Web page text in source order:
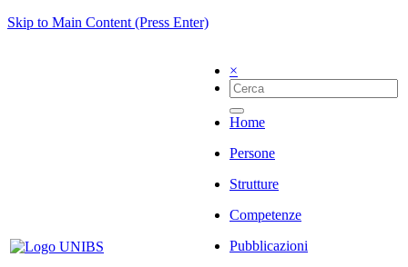
Skip to Main Content (Press Enter)
×
Home
Persone
Strutture
Competenze
Pubblicazioni